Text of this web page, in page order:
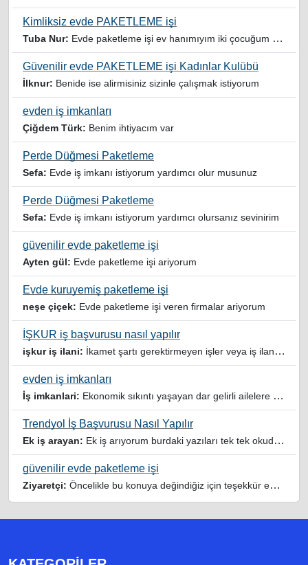
Kimliksiz evde PAKETLEME işi
Tuba Nur: Evde paketleme işi ev hanımıyım iki çocuğum var yardımcı olursanız sevinirim
Güvenilir evde PAKETLEME işi Kadınlar Kulübü
İlknur: Benide ise alirmisiniz sizinle çalışmak istiyorum
evden iş imkanları
Çiğdem Türk: Benim ihtiyacım var
Perde Düğmesi Paketleme
Sefa: Evde iş imkanı istiyorum yardımcı olur musunuz
Perde Düğmesi Paketleme
Sefa: Evde iş imkanı istiyorum yardımcı olursanız sevinirim
güvenilir evde paketleme işi
Ayten gül: Evde paketleme işi ariyorum
Evde kuruyemiş paketleme işi
neşe çiçek: Evde paketleme işi veren firmalar ariyorum
İŞKUR iş başvurusu nasıl yapılır
işkur iş ilani: İkamet şartı gerektirmeyen işler veya iş ilanlari da listelensin. Arama sonucuna işverenin tercih ettiği ikamet illeri de eklense olmazmi
evden iş imkanları
İş imkanlari: Ekonomik sıkıntı yaşayan dar gelirli ailelere özellikle evde iş imkanı sağlayan bu durumdan istifade eden ev hanımlarına büyük bir nimet çalışmak ev Ekonomisine benim gibi destek olmak isteyenler sağlam güvenilir sitelere rağbet etsin her ilan yada reklam doğru adres olmayabiliyor arkadaşlar, bu alanda bize yol gösteren yardımcı olan doğru şekilde yönlendiren sayfaya teşekkür ederim elinize emeklerine sağlık
Trendyol İş Başvurusu Nasıl Yapılır
Ek iş arayan: Ek iş arıyorum burdaki yazıları tek tek okudum faydalı iş imkanları var tsk let
güvenilir evde paketleme işi
Ziyaretçi: Öncelikle bu konuya değindiğiz için teşekkür ederim maalesef bu tarzda yazılarla inanıp aldanan ve dolandirilan insanlar oluyor, o yüzden bu sektörlerde işini hakkıyla yapan siteler ve sayfalara itibar edilmeli,üç beş demeden ek gelir ile evine destek olmayan iyi niyetli insanlarında iyi niyetleri suistimal edilmemeli,sayfanızın geniş kitlelere doğru ve gerçek adresten ulaşması temennisiyle kolaylıklar dilerim..